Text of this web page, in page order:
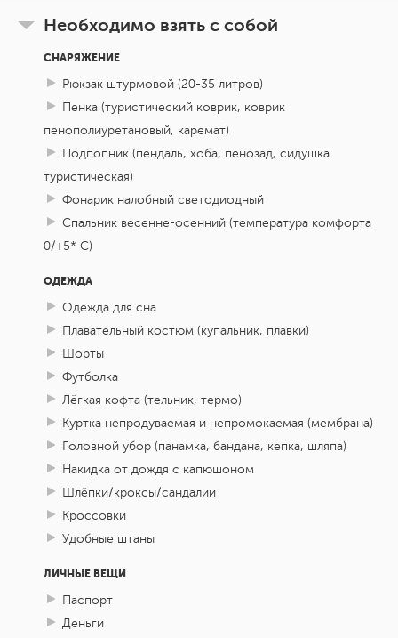
Необходимо взять с собой
СНАРЯЖЕНИЕ
Рюкзак штурмовой (20-35 литров)
Пенка (туристический коврик, коврик
пенополиуретановый, каремат)
Подпопник (пендаль, хоба, пенозад, сидушка
туристическая)
Фонарик налобный светодиодный
Спальник весенне-осенний (температура комфорта
0/+5* С)
ОДЕЖДА
Одежда для сна
Плавательный костюм (купальник, плавки)
Шорты
Футболка
Лёгкая кофта (тельник, термо)
Куртка непродуваемая и непромокаемая (мембрана)
Головной убор (панамка, бандана, кепка, шляпа)
Накидка от дождя с капюшоном
Шлёпки/кроксы/сандалии
Кроссовки
Удобные штаны
ЛИЧНЫЕ ВЕЩИ
Паспорт
Деньги